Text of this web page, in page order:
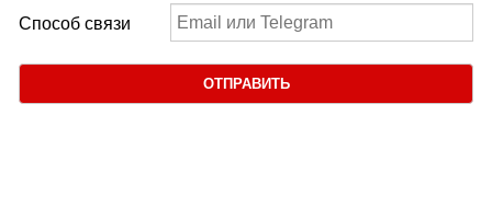
Способ связи
ОТПРАВИТЬ